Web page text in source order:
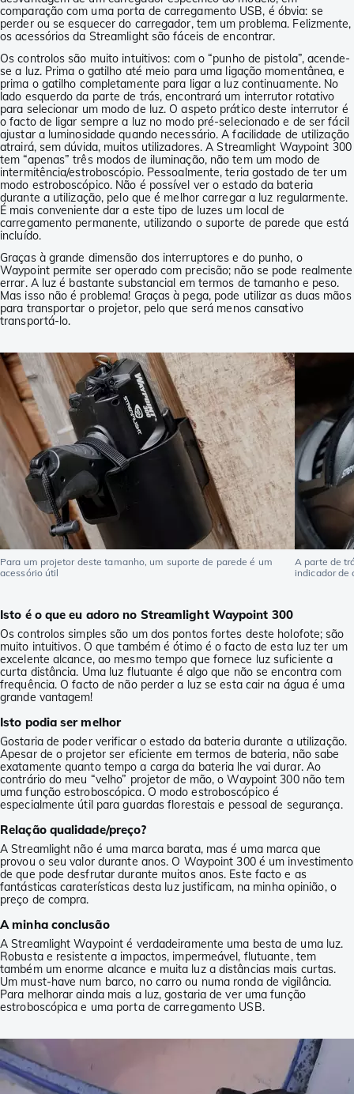
comparação com uma porta de carregamento USB, é óbvia: se
perder ou se esquecer do carregador, tem um problema. Felizmente,
os acessórios da Streamlight são fáceis de encontrar.
Os controlos são muito intuitivos: com o “punho de pistola”, acende-
se a luz. Prima o gatilho até meio para uma ligação momentânea, e
prima o gatilho completamente para ligar a luz continuamente. No
lado esquerdo da parte de trás, encontrará um interrutor rotativo
para selecionar um modo de luz. O aspeto prático deste interrutor é
o facto de ligar sempre a luz no modo pré-selecionado e de ser fácil
ajustar a luminosidade quando necessário. A facilidade de utilização
atrairá, sem dúvida, muitos utilizadores. A Streamlight Waypoint 300
tem “apenas” três modos de iluminação, não tem um modo de
intermitência/estroboscópio. Pessoalmente, teria gostado de ter um
modo estroboscópico. Não é possível ver o estado da bateria
durante a utilização, pelo que é melhor carregar a luz regularmente.
É mais conveniente dar a este tipo de luzes um local de
carregamento permanente, utilizando o suporte de parede que está
incluído.
Graças à grande dimensão dos interruptores e do punho, o
Waypoint permite ser operado com precisão; não se pode realmente
errar. A luz é bastante substancial em termos de tamanho e peso.
Mas isso não é problema! Graças à pega, pode utilizar as duas mãos
para transportar o projetor, pelo que será menos cansativo
transportá-lo.
Para um projetor deste tamanho, um suporte de parede é um
acessório útil
A parte de
indicador de
Isto é o que eu adoro no Streamlight Waypoint 300
Os controlos simples são um dos pontos fortes deste holofote; são
muito intuitivos. O que também é ótimo é o facto de esta luz ter um
excelente alcance, ao mesmo tempo que fornece luz suficiente a
curta distância. Uma luz flutuante é algo que não se encontra com
frequência. O facto de não perder a luz se esta cair na água é uma
grande vantagem!
Isto podia ser melhor
Gostaria de poder verificar o estado da bateria durante a utilização.
Apesar de o projetor ser eficiente em termos de bateria, não sabe
exatamente quanto tempo a carga da bateria lhe vai durar. Ao
contrário do meu “velho” projetor de mão, o Waypoint 300 não tem
uma função estroboscópica. O modo estroboscópico é
especialmente útil para guardas florestais e pessoal de segurança.
Relação qualidade/preço?
A Streamlight não é uma marca barata, mas é uma marca que
provou o seu valor durante anos. O Waypoint 300 é um investimento
de que pode desfrutar durante muitos anos. Este facto e as
fantásticas caraterísticas desta luz justificam, na minha opinião, o
preço de compra.
A minha conclusão
A Streamlight Waypoint é verdadeiramente uma besta de uma luz.
Robusta e resistente a impactos, impermeável, flutuante, tem
também um enorme alcance e muita luz a distâncias mais curtas.
Um must-have num barco, no carro ou numa ronda de vigilância.
Para melhorar ainda mais a luz, gostaria de ver uma função
estroboscópica e uma porta de carregamento USB.